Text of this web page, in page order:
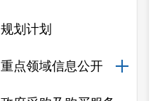
规划计划
重点领域信息公开